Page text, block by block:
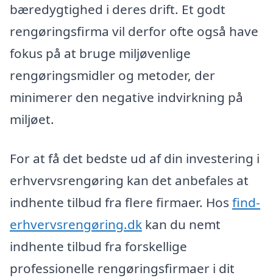
bæredygtighed i deres drift. Et godt
rengøringsfirma vil derfor ofte også have
fokus på at bruge miljøvenlige
rengøringsmidler og metoder, der
minimerer den negative indvirkning på
miljøet.
For at få det bedste ud af din investering i
erhvervsrengøring kan det anbefales at
indhente tilbud fra flere firmaer. Hos find-
erhvervsrengøring.dk kan du nemt
indhente tilbud fra forskellige
professionelle rengøringsfirmaer i dit